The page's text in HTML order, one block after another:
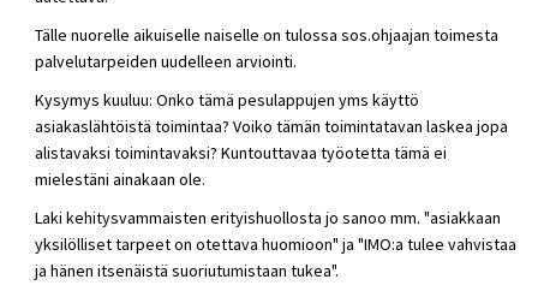
Tälle nuorelle aikuiselle naiselle on tulossa sos.ohjaajan toimesta
palvelutarpeiden uudelleen arviointi.
Kysymys kuuluu: Onko tämä pesulappujen yms käyttö
asiakaslähtöistä toimintaa? Voiko tämän toimintatavan laskea jopa
alistavaksi toimintavaksi? Kuntouttavaa työotetta tämä ei
mielestäni ainakaan ole.
Laki kehitysvammaisten erityishuollosta jo sanoo mm. "asiakkaan
yksilölliset tarpeet on otettava huomioon" ja "IMO:a tulee vahvistaa
ja hänen itsenäistä suoriutumistaan tukea".